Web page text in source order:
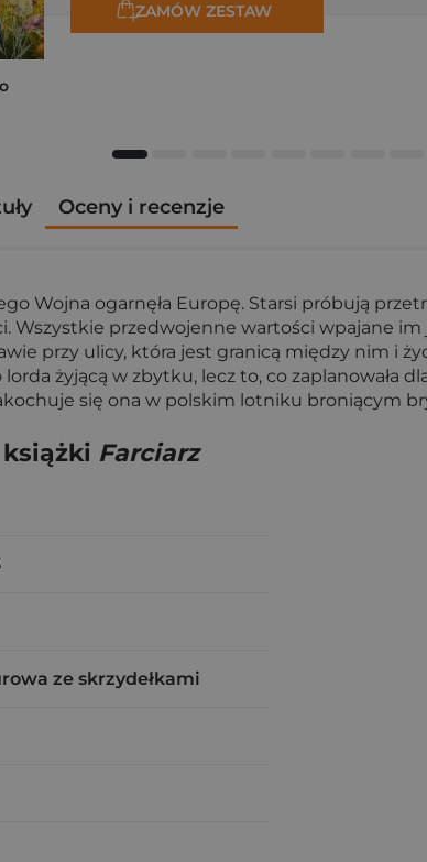
ZAMÓW ZESTAW
Oceny i recenzje
Wojna ogarnęła Europę. Starsi próbują
przedwojenne wartości wpajane
przy ulicy, która jest granicą między nim i
żyjącą w zbytku, lecz to, co zaplanowała
się ona w polskim lotniku broniącym
Farciarz
ze skrzydełkami